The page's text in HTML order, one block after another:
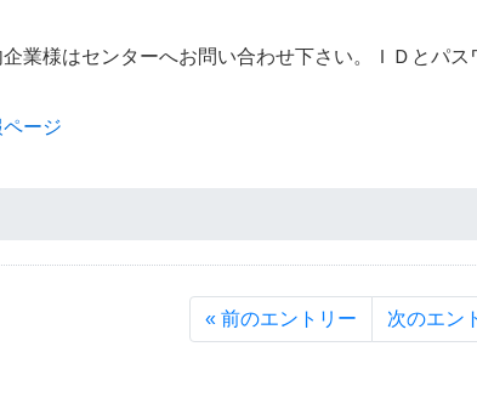
業様はセンターへお問い合わせ下さい。ＩＤとパス
ージ
« 前のエントリー 次のエン